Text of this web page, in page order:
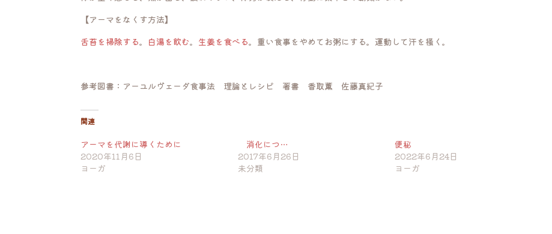
【アーマをなくす方法】
舌苔を掃除する。 白湯を飲む。 生姜を食べる。重い食事をやめてお粥にする。運動して汗を掻く。
参考図書：アーユルヴェーダ食事法 理論とレシピ 著書 香取薫 佐藤真紀子
関連
アーマを代謝に導くために
2020年11月6日
ヨーガ
消化につ…
2017年6月26日
未分類
便秘
2022年6月24日
ヨーガ